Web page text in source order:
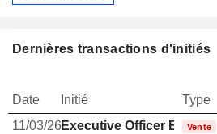
Dernières transactions d'initiés
Date Initié Type
11/03/26Executive Officer Brazilian
Vente